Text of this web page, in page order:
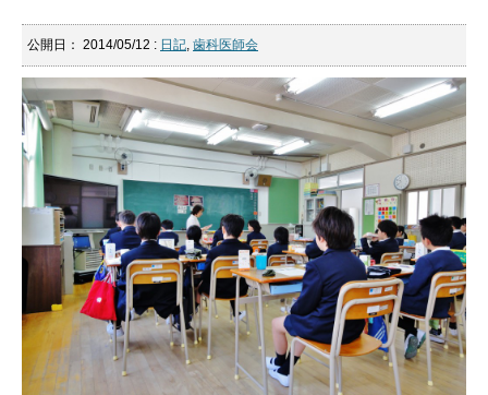
公開日： 2014/05/12 : 日記, 歯科医師会